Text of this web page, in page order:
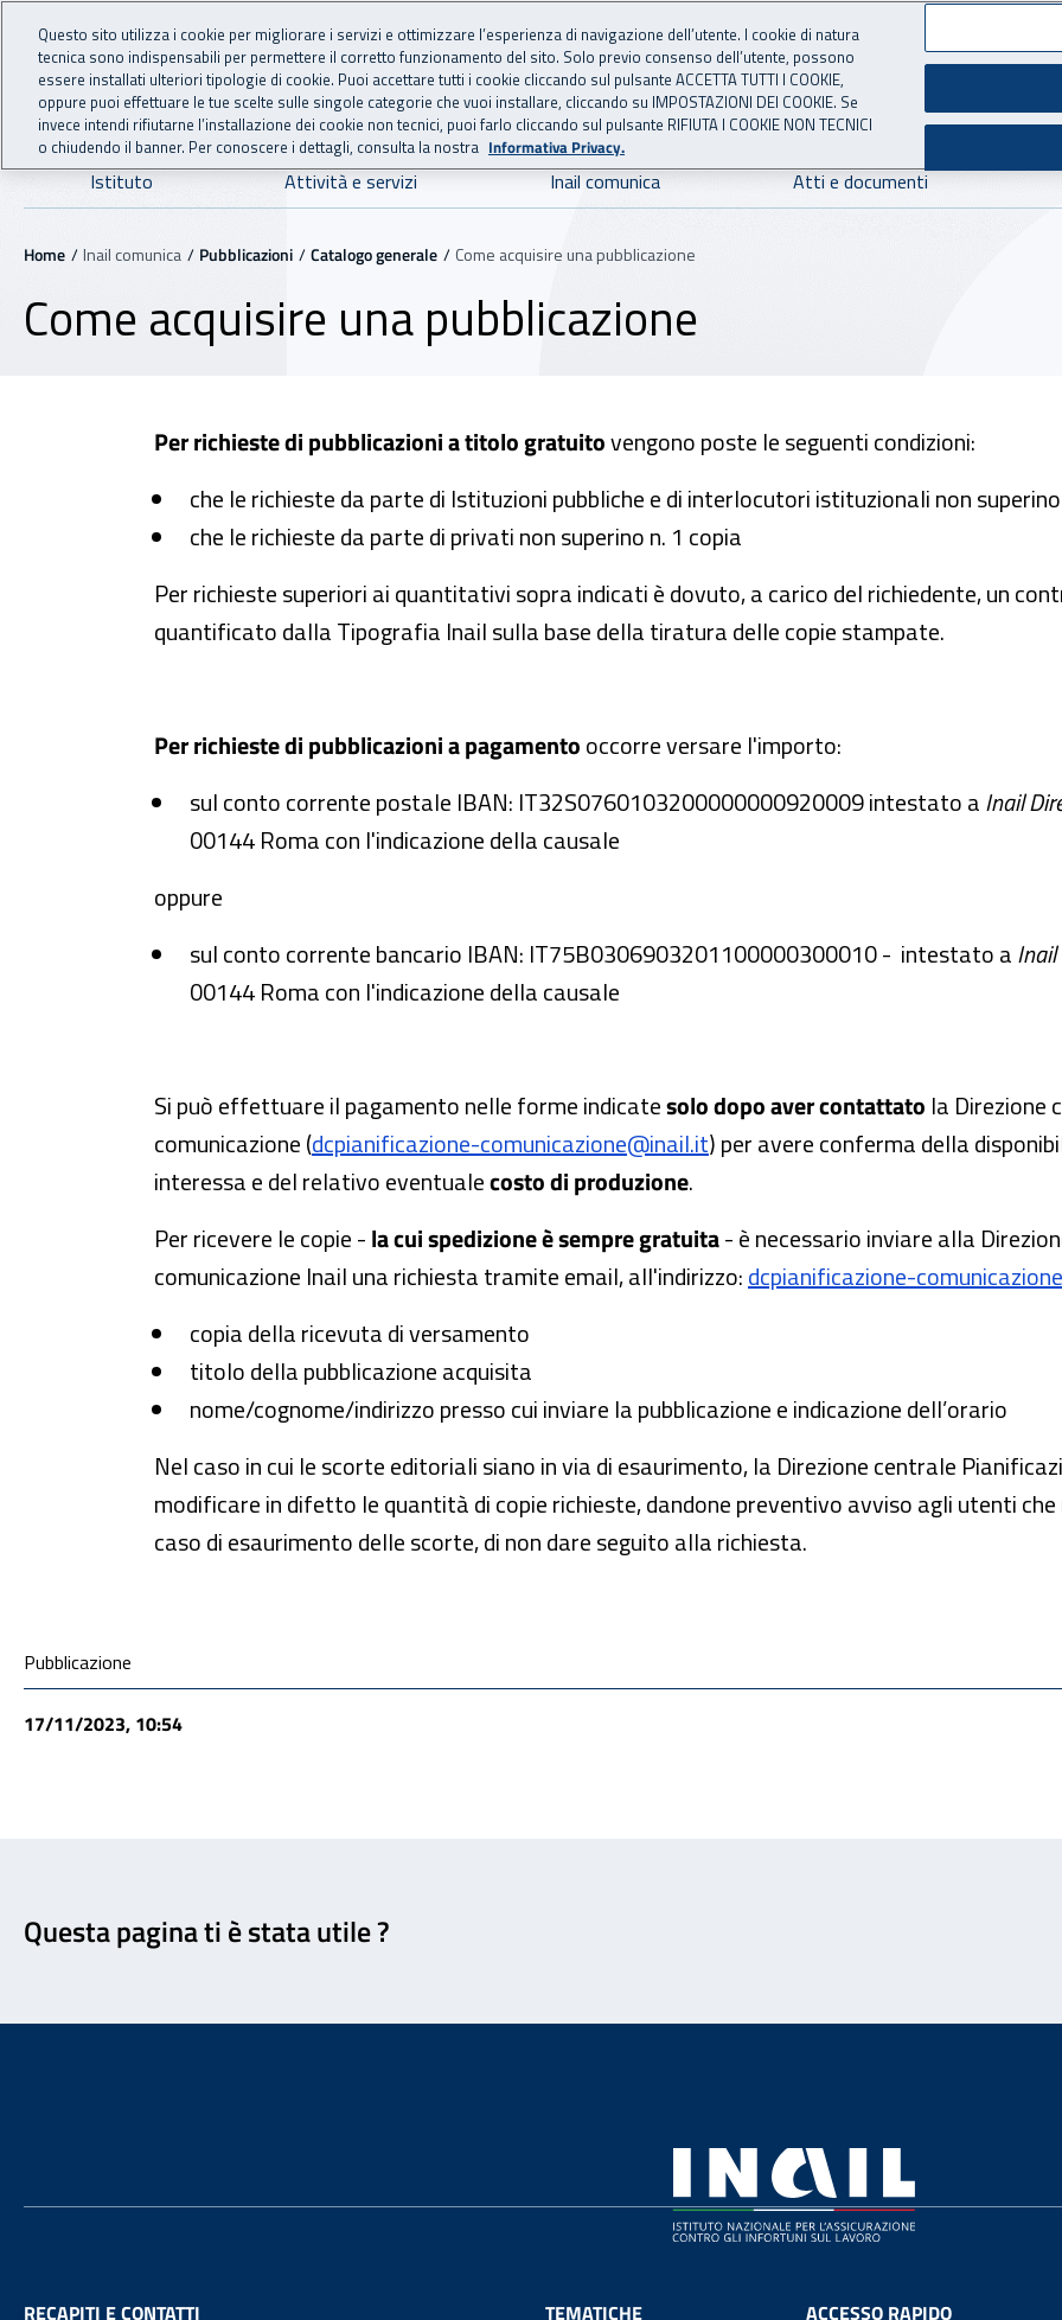
Vai al menu principale
Vai al contenuto principale
INAIL - Istituto Nazionale per l'Assicurazione
Navigazione principale
Istituto Attività e servizi Inail comunica Atti e documenti
Navigazione - Ti trovi in:
Home Inail comunica Pubblicazioni Catalogo generale Come acquisire una pubblicazione
Come acquisire una pubblicazione
Per richieste di pubblicazioni a titolo gratuitovengono poste le seguenti condizioni:
che le richieste da parte di Istituzioni pubbliche e di interlocutori istituzionali non
che le richieste da parte di privati non superino n. 1 copia
Per richieste superiori ai quantitativi sopra indicati è dovuto, a carico del richiedente, un
quantificato dalla Tipografia Inail sulla base della tiratura delle copie stampate.
Per richieste di pubblicazioni a pagamentooccorre versare l'importo:
sul conto corrente postale IBAN: IT32S0760103200000000920009 intestato aInail
00144 Roma con l'indicazione della causale
oppure
sul conto corrente bancario IBAN: IT75B0306903201100000300010 - intestato aInail
00144 Roma con l'indicazione della causale
Si può effettuare il pagamento nelle forme indicatesolo dopo aver contattato la Direzione
comunicazione (dcpianificazione-comunicazione@inail.it) per avere conferma della
interessa e del relativo eventualecosto di produzione.
Per ricevere le copie -la cui spedizione è sempre gratuita- è necessario inviare alla
comunicazione Inail una richiesta tramite email, all'indirizzo:dcpianificazione-
copia della ricevuta di versamento
titolo della pubblicazione acquisita
nome/cognome/indirizzo presso cui inviare la pubblicazione e indicazione dell’orario
Nel caso in cui le scorte editoriali siano in via di esaurimento, la Direzione centrale
modificare in difetto le quantità di copie richieste, dandone preventivo avviso agli utenti
caso di esaurimento delle scorte, di non dare seguito alla richiesta.
Condivisione social
Pubblicazione
17/11/2023, 10:54
Questa pagina ti è stata utile ?
RECAPITI E CONTATTI
TEMATICHE
ACCESSO RAPIDO
Questo sito utilizza i cookie per migliorare i servizi e ottimizzare l’esperienza di navigazione dell’utente. I cookie di natura
tecnica sono indispensabili per permettere il corretto funzionamento del sito. Solo previo consenso dell’utente, possono
essere installati ulteriori tipologie di cookie. Puoi accettare tutti i cookie cliccando sul pulsante ACCETTA TUTTI I COOKIE,
oppure puoi effettuare le tue scelte sulle singole categorie che vuoi installare, cliccando su IMPOSTAZIONI DEI COOKIE. Se
invece intendi rifiutarne l’installazione dei cookie non tecnici, puoi farlo cliccando sul pulsante RIFIUTA I COOKIE NON TECNICI
o chiudendo il banner. Per conoscere i dettagli, consulta la nostra Informativa Privacy.